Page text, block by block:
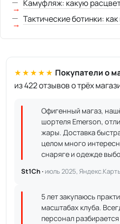
Камуфляж: какую
Тактические ботинки:
★★★★★ Покупатели о
из 422 отзывов о трёх
Офигенный магаз,
шортеля Emerson,
жары. Доставка
целом много
снаряге и одежде
St1Ch · июль 2025,
5 лет закупаюсь
масштабах клуба.
персонал